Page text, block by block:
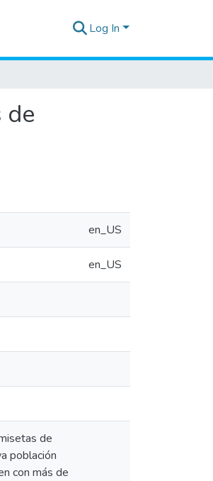
Log In
de
en_US
en_US
de
población
con más de